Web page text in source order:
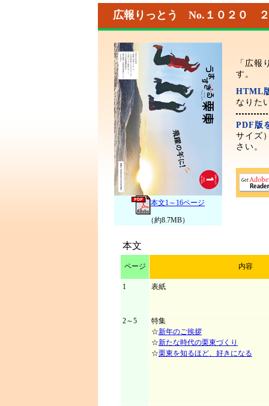
広報りっとう No.１０２０ ２
本文1～16ページ
（約8.7MB）
「広報
す。
HTML
なりた
PDF版
サイズ
さい。
本文
ページ 内容
1 表紙
2～5
特集
☆新年のご挨拶
☆新たな時代の栗東づくり
☆栗東を知るほど、好きになる